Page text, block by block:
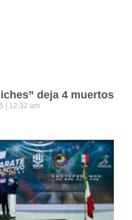
deja 4 muertos
12:32 am